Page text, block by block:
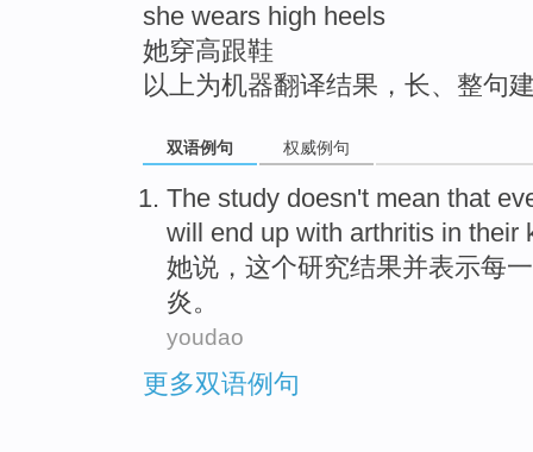
she wears high heels
她穿高跟鞋
以上为机器翻译结果，长、整句
双语例句 权威例句
The study doesn't mean that
will end up with arthritis in their
她说 ， 这个研究结果并表示每
炎。
youdao
更多双语例句